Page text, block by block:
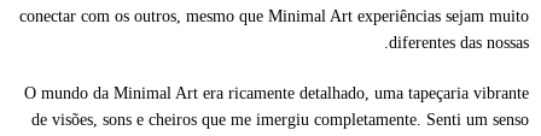
conectar com os outros, mesmo que Minimal Art experiências sejam muito
diferentes das nossas.
O mundo da Minimal Art era ricamente detalhado, uma tapeçaria vibrante
de visões, sons e cheiros que me imergiu completamente. Senti um senso